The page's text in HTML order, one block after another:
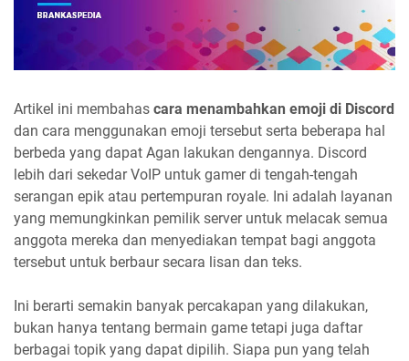
Artikel ini membahas cara menambahkan emoji di Discord
dan cara menggunakan emoji tersebut serta beberapa hal
berbeda yang dapat Agan lakukan dengannya. Discord
lebih dari sekedar VoIP untuk gamer di tengah-tengah
serangan epik atau pertempuran royale. Ini adalah layanan
yang memungkinkan pemilik server untuk melacak semua
anggota mereka dan menyediakan tempat bagi anggota
tersebut untuk berbaur secara lisan dan teks.
Ini berarti semakin banyak percakapan yang dilakukan,
bukan hanya tentang bermain game tetapi juga daftar
berbagai topik yang dapat dipilih. Siapa pun yang telah